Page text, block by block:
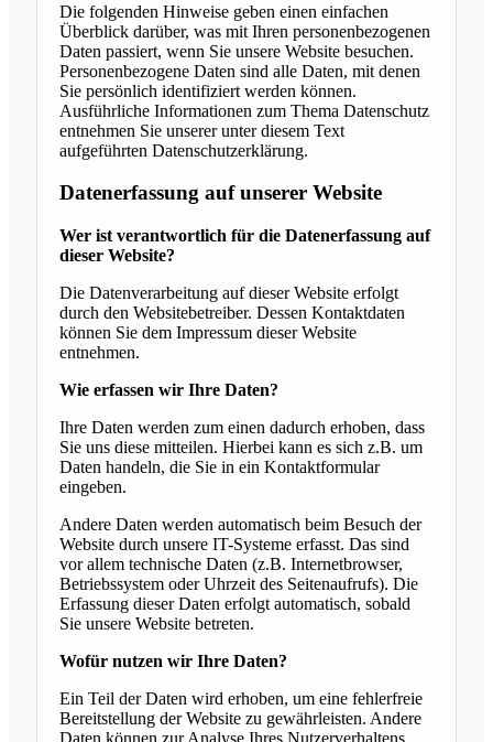
Die folgenden Hinweise geben einen einfachen
Überblick darüber, was mit Ihren personenbezogenen
Daten passiert, wenn Sie unsere Website besuchen.
Personenbezogene Daten sind alle Daten, mit denen
Sie persönlich identifiziert werden können.
Ausführliche Informationen zum Thema Datenschutz
entnehmen Sie unserer unter diesem Text
aufgeführten Datenschutzerklärung.
Datenerfassung auf unserer Website
Wer ist verantwortlich für die Datenerfassung auf
dieser Website?
Die Datenverarbeitung auf dieser Website erfolgt
durch den Websitebetreiber. Dessen Kontaktdaten
können Sie dem Impressum dieser Website
entnehmen.
Wie erfassen wir Ihre Daten?
Ihre Daten werden zum einen dadurch erhoben, dass
Sie uns diese mitteilen. Hierbei kann es sich z.B. um
Daten handeln, die Sie in ein Kontaktformular
eingeben.
Andere Daten werden automatisch beim Besuch der
Website durch unsere IT-Systeme erfasst. Das sind
vor allem technische Daten (z.B. Internetbrowser,
Betriebssystem oder Uhrzeit des Seitenaufrufs). Die
Erfassung dieser Daten erfolgt automatisch, sobald
Sie unsere Website betreten.
Wofür nutzen wir Ihre Daten?
Ein Teil der Daten wird erhoben, um eine fehlerfreie
Bereitstellung der Website zu gewährleisten. Andere
Daten können zur Analyse Ihres Nutzerverhaltens